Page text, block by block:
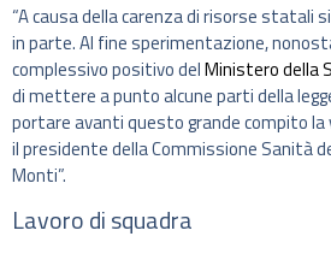
“A causa della carenza di risorse statali
in parte. Al fine sperimentazione,
complessivo positivo delMinistero della
di mettere a punto alcune parti della
portare avanti questo grande compito
il presidente della Commissione Sanità
Monti”.
Lavoro di squadra